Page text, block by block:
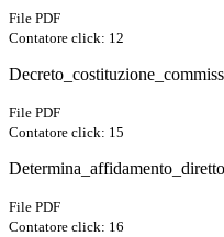
File PDF
Contatore click: 12
File PDF
Contatore click: 15
File PDF
Contatore click: 16